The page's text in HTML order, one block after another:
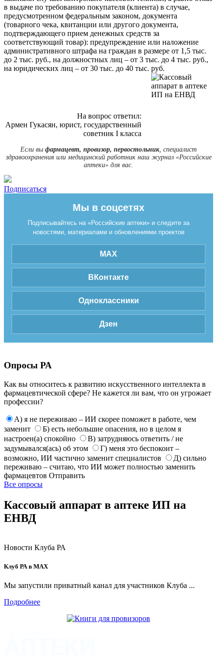
в выдаче по требованию покупателя (клиента) в случае,
предусмотренном федеральным законом, документа
(товарного чека, квитанции или другого документа,
подтверждающего прием денежных средств за
соответствующий товар): предупреждение или наложение
административного штрафа на граждан в размере от 1,5 тыс.
до 2 тыс. руб., на должностных лиц – от 3 тыс. до 4 тыс. руб.,
на юридических лиц – от 30 тыс. до 40 тыс. руб.
На вопрос ответил:
Армен Гукасян, юрист, государственный
советник I класса
Если вы фармацевт, провизор, первостольник, специалист
здравоохранения или медицинский работник наш журнал «Российские
аптеки» для вас.
Подписаться
Мы в соцсетях
Подписывайтесь на «Российские аптеки» и следите за
новостями, материалами и обновлениями проектов
MAX
ВКонтакте
Одноклассники
Дзен
Опросы РА
Как вы относитесь к развитию искусственного интеллекта в
фармацевтической сфере? Не кажется ли вам, что он угрожает
профессии?
А) я не переживаю – ИИ скорее поможет в работе, чем
заменит
Б) есть небольшие опасения, но в целом я
настроен(а) спокойно
В) затрудняюсь ответить / не
задумывался(ась) об этом
Г) меня это беспокоит –
возможно, ИИ частично заменит специалистов
Д) сильно
переживаю – считаю, что ИИ может полностью заменить
фармацевтов Отправить
Все опросы
Кассовый аппарат в аптеке ИП на
ЕНВД
Новости Клуба РА
Клуб РА в MAX
Мы запустили приватный канал для участников Клуба ...
Подробнее